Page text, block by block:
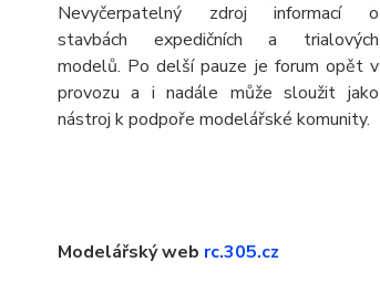
Nevyčerpatelný zdroj informací o
stavbách expedičních a trialových
modelů. Po delší pauze je forum opět v
provozu a i nadále může sloužit jako
nástroj k podpoře modelářské komunity.
Modelářský web rc.305.cz